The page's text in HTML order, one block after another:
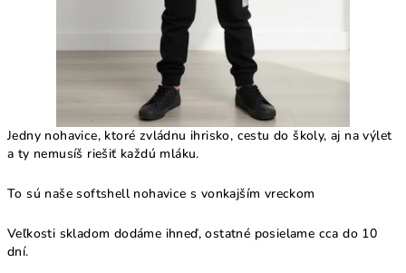
Jedny nohavice, ktoré zvládnu ihrisko, cestu do školy, aj na výlet
a ty nemusíš riešiť každú mláku.
To sú naše softshell nohavice s vonkajším vreckom
Veľkosti skladom dodáme ihneď, ostatné posielame cca do 10
dní.